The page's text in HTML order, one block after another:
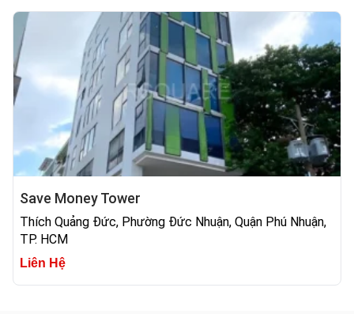
Save Money Tower
Thích Quảng Đức, Phường Đức Nhuận, Quận Phú Nhuận,
TP. HCM
Liên Hệ